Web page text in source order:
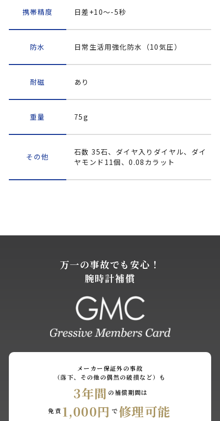
携帯精度 日差+10～-5秒
防水 日常生活用強化防水（10気圧）
耐磁 あり
重量 75g
その他
石数 35石、ダイヤ入りダイヤル、ダイ
ヤモンド11個、0.08カラット
万一の事故でも安心！
腕時計補償
メーカー保証外の事故
（落下、その他の偶然の破損など）も
3年間 の補償期間は
免責 1,000円 で修理可能